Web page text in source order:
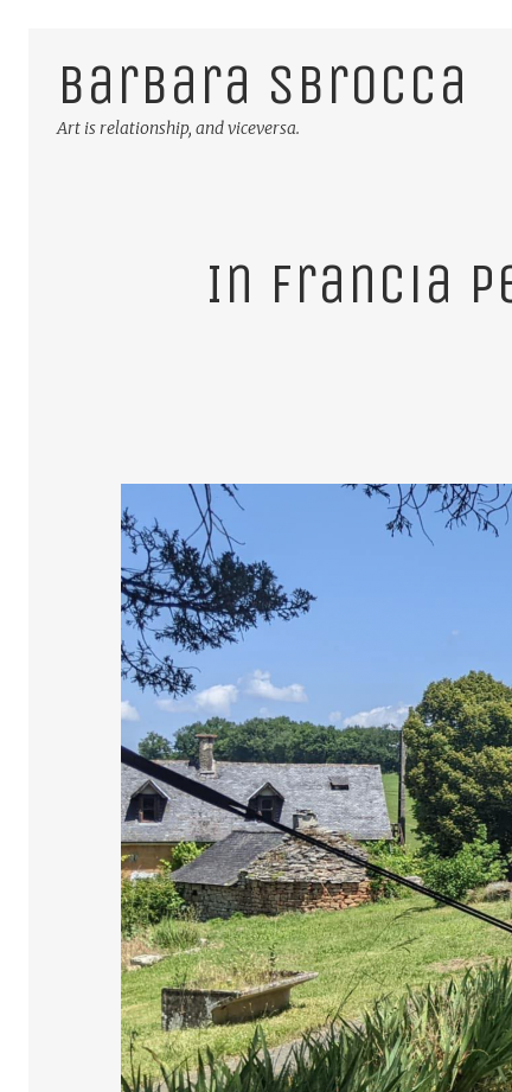
Barbara Sbrocca
Art is relationship, and viceversa.
In Francia